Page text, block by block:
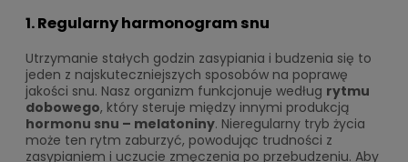
1. Regularny harmonogram snu
Utrzymanie stałych godzin zasypiania i budzenia się to
jeden z najskuteczniejszych sposobów na poprawę
jakości snu. Nasz organizm funkcjonuje według rytmu
dobowego, który steruje między innymi produkcją
hormonu snu – melatoniny. Nieregularny tryb życia
może ten rytm zaburzyć, powodując trudności z
zasypianiem i uczucie zmęczenia po przebudzeniu. Aby